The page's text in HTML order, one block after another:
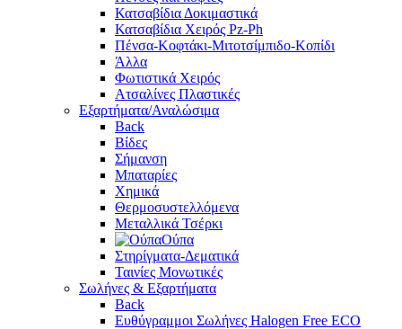
Κατσαβίδια Δοκιμαστικά
Κατσαβίδια Χειρός Pz-Ph
Πένσα-Κοφτάκι-Μιτοτσίμπιδο-Κοπίδι
Άλλα
Φωτιστικά Χειρός
Ατσαλίνες Πλαστικές
Εξαρτήματα/Αναλώσιμα
Back
Βίδες
Σήμανση
Μπαταρίες
Χημικά
Θερμοσυστελλόμενα
Μεταλλικά Τσέρκι
Ούπα
Στηρίγματα-Δεματικά
Ταινίες Μονωτικές
Σωλήνες & Εξαρτήματα
Back
Ευθύγραμμοι Σωλήνες Halogen Free ECO